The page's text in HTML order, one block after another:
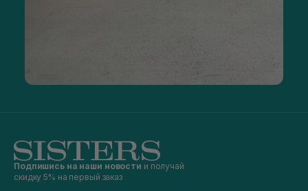
Подпишись на наши новости и получай
скидку 5% на первый заказ